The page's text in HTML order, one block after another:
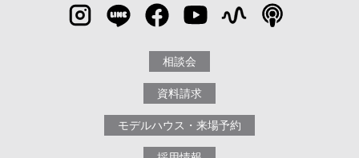
相談会
資料請求
モデルハウス・来場予約